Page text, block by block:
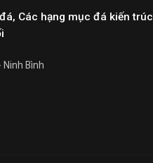
Các hạng mục đá kiến trúc
Ninh Bình